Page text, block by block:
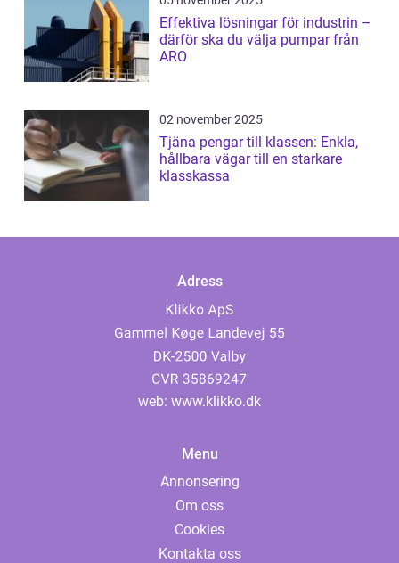
Effektiva lösningar för industrin –
därför ska du välja pumpar från
ARO
02 november 2025
Tjäna pengar till klassen: Enkla,
hållbara vägar till en starkare
klasskassa
Adress
web: www.klikko.dk
Menu
Annonsering
Om oss
Cookies
Kontakta oss